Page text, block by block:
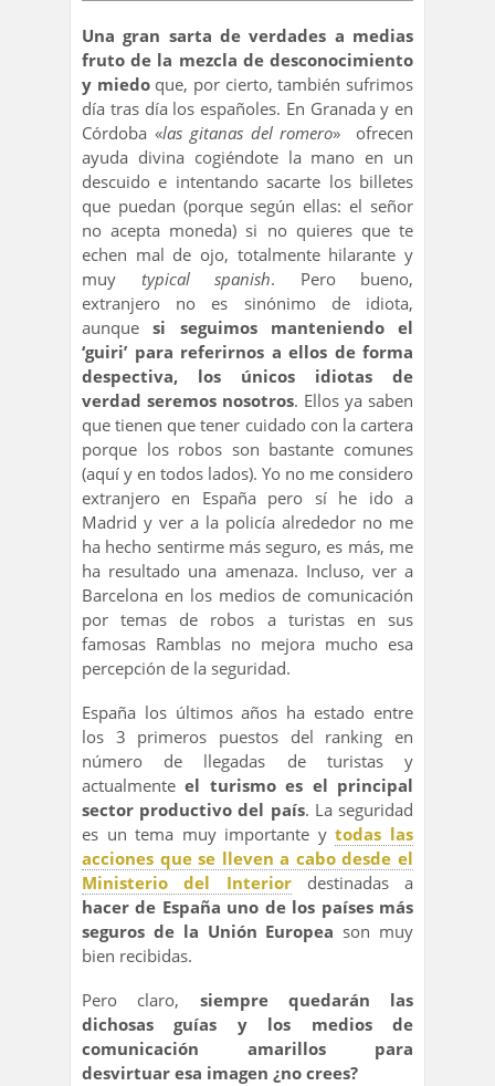
Una gran sarta de verdades a medias
fruto de la mezcla de desconocimiento
y miedoque, por cierto, también sufrimos
día tras día los españoles. En Granada y en
Córdoba «las gitanas del romero» ofrecen
ayuda divina cogiéndote la mano en un
descuido e intentando sacarte los billetes
que puedan (porque según ellas: el señor
no acepta moneda) si no quieres que te
echen mal de ojo, totalmente hilarante y
muy typical spanish. Pero bueno,
extranjero no es sinónimo de idiota,
aunquesi seguimos manteniendo el
‘guiri’ para referirnos a ellos de forma
despectiva, los únicos idiotas de
verdad seremos nosotros. Ellos ya saben
que tienen que tener cuidado con la cartera
porque los robos son bastante comunes
(aquí y en todos lados). Yo no me considero
extranjero en España pero sí he ido a
Madrid y ver a la policía alrededor no me
ha hecho sentirme más seguro, es más, me
ha resultado una amenaza. Incluso, ver a
Barcelona en los medios de comunicación
por temas de robos a turistas en sus
famosas Ramblas no mejora mucho esa
percepción de la seguridad.
España los últimos años ha estado entre
los 3 primeros puestos del ranking en
número de llegadas de turistas y
actualmenteel turismo es el principal
sector productivo del país. La seguridad
es un tema muy importante ytodas las
acciones que se lleven a cabo desde el
Ministerio del Interiordestinadas a
hacer de España uno de los países más
seguros de la Unión Europea son muy
bien recibidas.
Pero claro, siempre quedarán las
dichosas guías y los medios de
comunicación amarillos para
desvirtuar esa imagen ¿no crees?